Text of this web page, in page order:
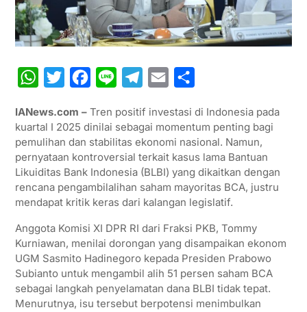
W
a
t
s
A
p
i
t
t
e
r
c
e
b
o
o
k
n
e
l
e
g
r
a
m
a
i
l
a
r
e
IANews.com –Tren positif investasi di Indonesia pada
kuartal I 2025 dinilai sebagai momentum penting bagi
pemulihan dan stabilitas ekonomi nasional. Namun,
pernyataan kontroversial terkait kasus lama Bantuan
Likuiditas Bank Indonesia (BLBI) yang dikaitkan dengan
rencana pengambilalihan saham mayoritas BCA, justru
mendapat kritik keras dari kalangan legislatif.
Anggota Komisi XI DPR RI dari Fraksi PKB, Tommy
Kurniawan, menilai dorongan yang disampaikan ekonom
UGM Sasmito Hadinegoro kepada Presiden Prabowo
Subianto untuk mengambil alih 51 persen saham BCA
sebagai langkah penyelamatan dana BLBI tidak tepat.
Menurutnya, isu tersebut berpotensi menimbulkan